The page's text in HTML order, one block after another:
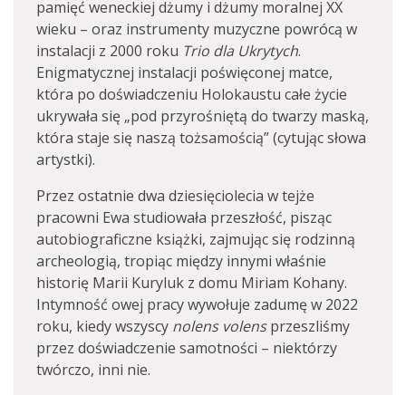
pamięć weneckiej dżumy i dżumy moralnej XX
wieku – oraz instrumenty muzyczne powrócą w
instalacji z 2000 roku Trio dla Ukrytych.
Enigmatycznej instalacji poświęconej matce,
która po doświadczeniu Holokaustu całe życie
ukrywała się „pod przyrośniętą do twarzy maską,
która staje się naszą tożsamością” (cytując słowa
artystki).
Przez ostatnie dwa dziesięciolecia w tejże
pracowni Ewa studiowała przeszłość, pisząc
autobiograficzne książki, zajmując się rodzinną
archeologią, tropiąc między innymi właśnie
historię Marii Kuryluk z domu Miriam Kohany.
Intymność owej pracy wywołuje zadumę w 2022
roku, kiedy wszyscy nolens volensprzeszliśmy
przez doświadczenie samotności – niektórzy
twórczo, inni nie.